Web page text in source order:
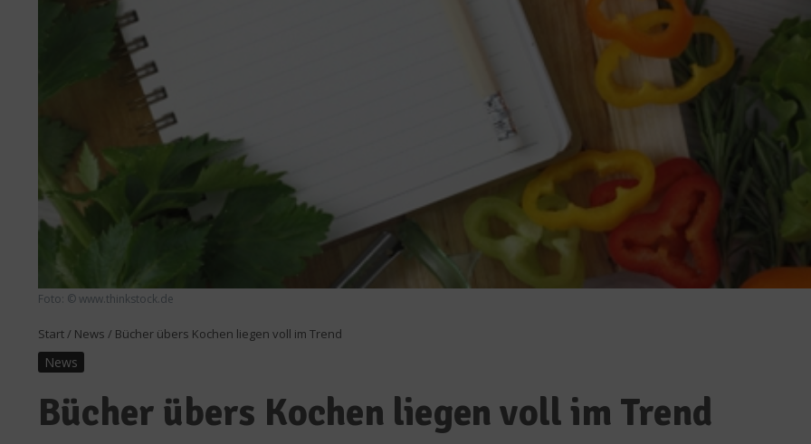
Foto: © www.thinkstock.de
Start/ News / Bücher übers Kochen liegen voll im Trend
News
Bücher übers Kochen liegen voll im Trend